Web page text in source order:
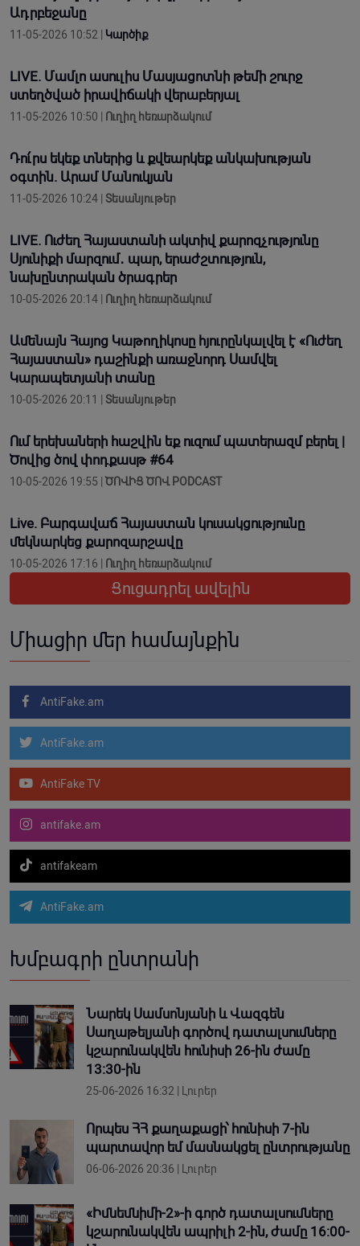
Ադրբեջանը
11-05-2026 10:52 | Կարծիք
LIVE. Մամլո ասուլիս Մասյացոտնի թեմի շուրջ
ստեղծված իրավիճակի վերաբերյալ
11-05-2026 10:50 | Ուղիղ հեռարձակում
Դու՛րս եկեք տներից և քվեարկեք անկախության
օգտին. Արամ Մանուկյան
11-05-2026 10:24 | Տեսանյութեր
LIVE. Ուժեղ Հայաստանի ակտիվ քարոզչությունը
Սյունիքի մարզում․ պար, երաժշտություն,
նախընտրական ծրագրեր
10-05-2026 20:14 | Ուղիղ հեռարձակում
Ամենայն Հայոց Կաթողիկոսը հյուրընկալվել է «Ուժեղ
Հայաստան» դաշինքի առաջնորդ Սամվել
Կարապետյանի տանը
10-05-2026 20:11 | Տեսանյութեր
Ում երեխաների հաշվին եք ուզում պատերազմ բերել |
Ծովից ծով փոդքասթ #64
10-05-2026 19:55 | ԾՈՎԻՑ ԾՈՎ PODCAST
Live. Բարգավաճ Հայաստան կուսակցություւնը
մեկնարկեց քարոզարշավը
10-05-2026 17:16 | Ուղիղ հեռարձակում
Ցուցադրել ավելին
Միացիր մեր համայնքին
AntiFake.am
AntiFake.am
AntiFake TV
antifake.am
antifakeam
AntiFake.am
Խմբագրի ընտրանի
Նարեկ Սամսոնյանի և Վազգեն
Սաղաթելյանի գործով դատալսումները
կշարունակվեն հունիսի 26-ին ժամը
13:30-ին
25-06-2026 16:32 | Լուրեր
Որպես ՀՀ քաղաքացի՝ հունիսի 7-ին
պարտավոր եմ մասնակցել ընտրությանը
06-06-2026 20:36 | Լուրեր
«Իմնեմնիմի-2»-ի գործ դատալսումները
կշարունակվեն ապրիլի 2-ին, ժամը 16:00-